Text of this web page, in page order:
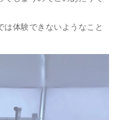
は体験できないようなこと